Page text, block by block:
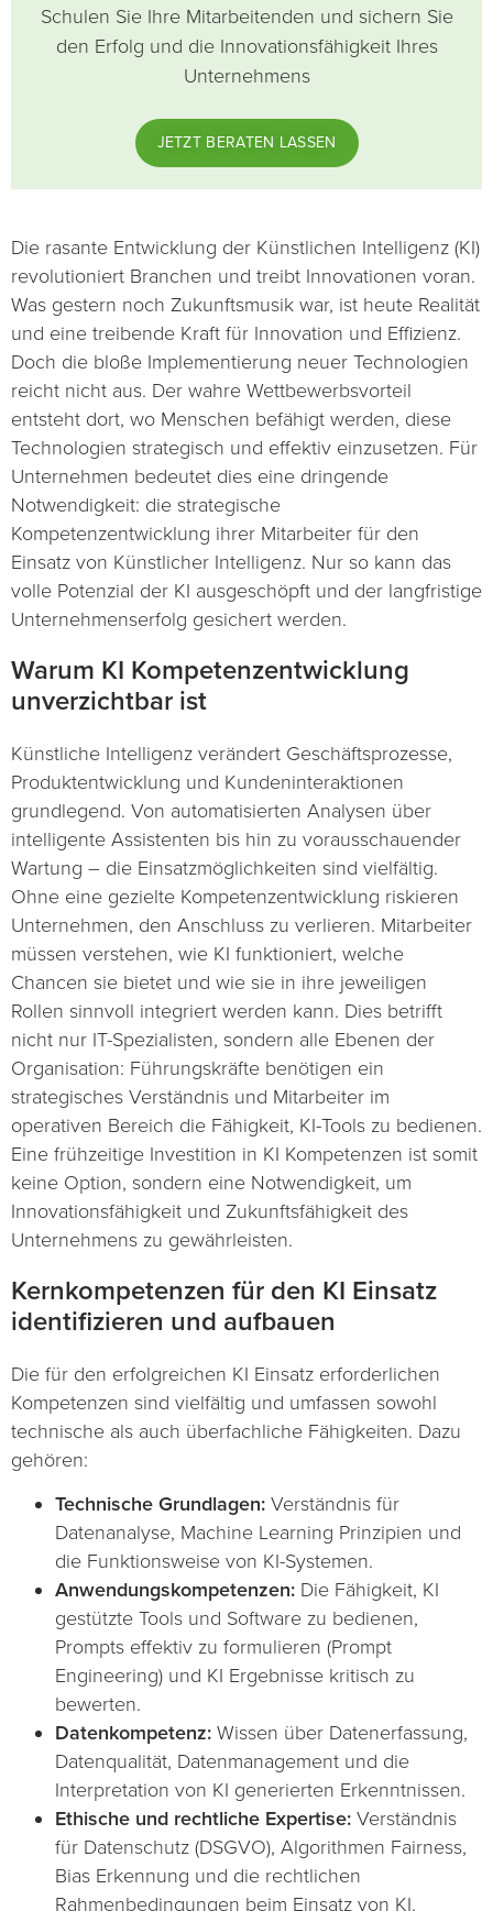
Schulen Sie Ihre Mitarbeitenden und sichern Sie
den Erfolg und die Innovationsfähigkeit Ihres
Unternehmens
JETZT BERATEN LASSEN
Die rasante Entwicklung der Künstlichen Intelligenz (KI)
revolutioniert Branchen und treibt Innovationen voran.
Was gestern noch Zukunftsmusik war, ist heute Realität
und eine treibende Kraft für Innovation und Effizienz.
Doch die bloße Implementierung neuer Technologien
reicht nicht aus. Der wahre Wettbewerbsvorteil
entsteht dort, wo Menschen befähigt werden, diese
Technologien strategisch und effektiv einzusetzen. Für
Unternehmen bedeutet dies eine dringende
Notwendigkeit: die strategische
Kompetenzentwicklung ihrer Mitarbeiter für den
Einsatz von Künstlicher Intelligenz. Nur so kann das
volle Potenzial der KI ausgeschöpft und der langfristige
Unternehmenserfolg gesichert werden.
Warum KI Kompetenzentwicklung
unverzichtbar ist
Künstliche Intelligenz verändert Geschäftsprozesse,
Produktentwicklung und Kundeninteraktionen
grundlegend. Von automatisierten Analysen über
intelligente Assistenten bis hin zu vorausschauender
Wartung – die Einsatzmöglichkeiten sind vielfältig.
Ohne eine gezielte Kompetenzentwicklung riskieren
Unternehmen, den Anschluss zu verlieren. Mitarbeiter
müssen verstehen, wie KI funktioniert, welche
Chancen sie bietet und wie sie in ihre jeweiligen
Rollen sinnvoll integriert werden kann. Dies betrifft
nicht nur IT-Spezialisten, sondern alle Ebenen der
Organisation: Führungskräfte benötigen ein
strategisches Verständnis und Mitarbeiter im
operativen Bereich die Fähigkeit, KI-Tools zu bedienen.
Eine frühzeitige Investition in KI Kompetenzen ist somit
keine Option, sondern eine Notwendigkeit, um
Innovationsfähigkeit und Zukunftsfähigkeit des
Unternehmens zu gewährleisten.
Kernkompetenzen für den KI Einsatz
identifizieren und aufbauen
Die für den erfolgreichen KI Einsatz erforderlichen
Kompetenzen sind vielfältig und umfassen sowohl
technische als auch überfachliche Fähigkeiten. Dazu
gehören:
Technische Grundlagen: Verständnis für
Datenanalyse, Machine Learning Prinzipien und
die Funktionsweise von KI-Systemen.
Anwendungskompetenzen: Die Fähigkeit, KI
gestützte Tools und Software zu bedienen,
Prompts effektiv zu formulieren (Prompt
Engineering) und KI Ergebnisse kritisch zu
bewerten.
Datenkompetenz: Wissen über Datenerfassung,
Datenqualität, Datenmanagement und die
Interpretation von KI generierten Erkenntnissen.
Ethische und rechtliche Expertise: Verständnis
für Datenschutz (DSGVO), Algorithmen Fairness,
Bias Erkennung und die rechtlichen
Rahmenbedingungen beim Einsatz von KI.